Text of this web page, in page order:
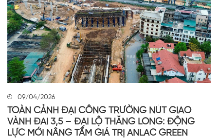
09/04/2026
TOÀN CẢNH ĐẠI CÔNG TRƯỜNG NÚT GIAO
VÀNH ĐAI 3,5 – ĐẠI LỘ THĂNG LONG: ĐỘNG
LỰC MỚI NÂNG TẦM GIÁ TRỊ ANLAC GREEN